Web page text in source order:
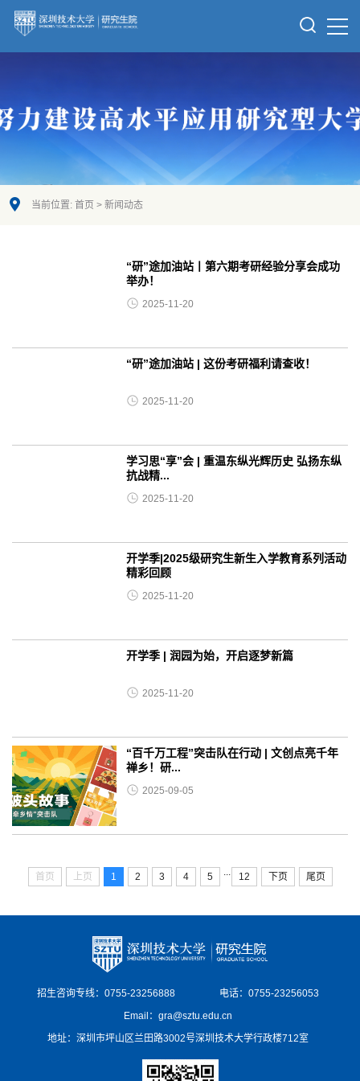
当前位置: 首页 > 新闻动态
“研”途加油站丨第六期考研经验分享会成功
举办！
2025-11-20
“研”途加油站 | 这份考研福利请查收！
2025-11-20
学习思“享”会 | 重温东纵光辉历史 弘扬东纵
抗战精...
2025-11-20
开学季|2025级研究生新生入学教育系列活动
精彩回顾
2025-11-20
开学季 | 润园为始，开启逐梦新篇
2025-11-20
“百千万工程”突击队在行动 | 文创点亮千年
禅乡！研...
2025-09-05
首页 上页 1 2 3 4 5 ... 12 下页 尾页
招生咨询专线：0755-23256888
电话：0755-23256053
Email：gra@sztu.edu.cn
地址：深圳市坪山区兰田路3002号深圳技术大学行政楼712室